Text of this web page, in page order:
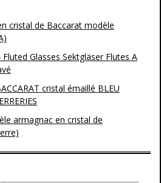
cristal de Baccarat modèle
Glasses Sektgläser Flutes A
cristal émaillé BLEU
armagnac en cristal de